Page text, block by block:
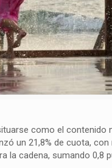
como el contenido
un 21,8% de cuota, con
la cadena, sumando 0,8